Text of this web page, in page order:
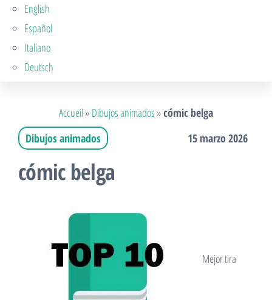
English
Español
Italiano
Deutsch
Accueil» Dibujos animados »cómic belga
Dibujos animados
15 marzo 2026
cómic belga
Mejor tira